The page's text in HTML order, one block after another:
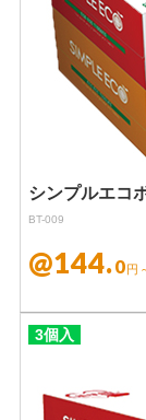
シンプルエコ
BT-009
@144.0 円
3個入